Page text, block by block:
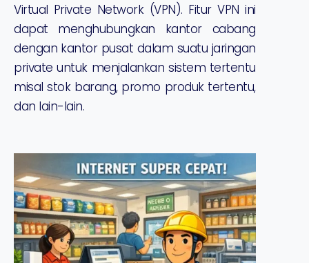
Virtual Private Network (VPN). Fitur VPN ini
dapat menghubungkan kantor cabang
dengan kantor pusat dalam suatu jaringan
private untuk menjalankan sistem tertentu
misal stok barang, promo produk tertentu,
dan lain-lain.